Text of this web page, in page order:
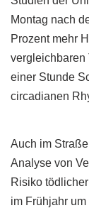
Montag nach
Prozent mehr
vergleichbaren
einer Stunde
circadianen
Auch im
Analyse von
Risiko
im Frühjahr